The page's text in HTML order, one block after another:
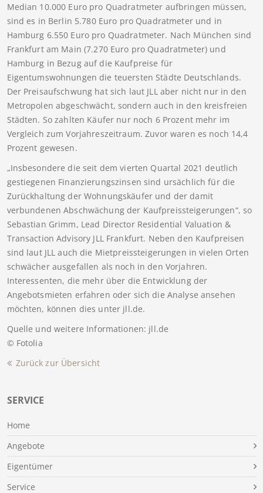
SERVICE
Home
Angebote
Eigentümer
Service
Median 10.000 Euro pro Quadratmeter aufbringen müssen,
sind es in Berlin 5.780 Euro pro Quadratmeter und in
Hamburg 6.550 Euro pro Quadratmeter. Nach München sind
Frankfurt am Main (7.270 Euro pro Quadratmeter) und
Hamburg in Bezug auf die Kaufpreise für
Eigentumswohnungen die teuersten Städte Deutschlands.
Der Preisaufschwung hat sich laut JLL aber nicht nur in den
Metropolen abgeschwächt, sondern auch in den kreisfreien
Städten. So zahlten Käufer nur noch 6 Prozent mehr im
Vergleich zum Vorjahreszeitraum. Zuvor waren es noch 14,4
Prozent gewesen.
„Insbesondere die seit dem vierten Quartal 2021 deutlich
gestiegenen Finanzierungszinsen sind ursächlich für die
Zurückhaltung der Wohnungskäufer und der damit
verbundenen Abschwächung der Kaufpreissteigerungen“, so
Sebastian Grimm, Lead Director Residential Valuation &
Transaction Advisory JLL Frankfurt. Neben den Kaufpreisen
sind laut JLL auch die Mietpreissteigerungen in vielen Orten
schwächer ausgefallen als noch in den Vorjahren.
Interessenten, die mehr über die Entwicklung der
Angebotsmieten erfahren oder sich die Analyse ansehen
möchten, können dies unter jll.de.
Quelle und weitere Informationen: jll.de
© Fotolia
Zurück zur Übersicht